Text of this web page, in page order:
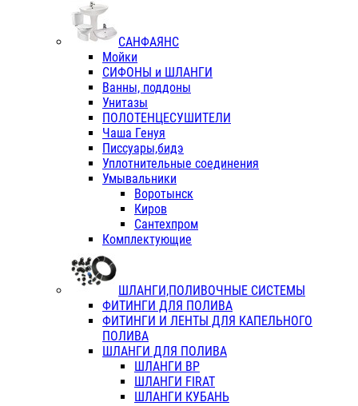
САНФАЯНС
Мойки
СИФОНЫ и ШЛАНГИ
Ванны, поддоны
Унитазы
ПОЛОТЕНЦЕСУШИТЕЛИ
Чаша Генуя
Писсуары,бидэ
Уплотнительные соединения
Умывальники
Воротынск
Киров
Сантехпром
Комплектующие
ШЛАНГИ,ПОЛИВОЧНЫЕ СИСТЕМЫ
ФИТИНГИ ДЛЯ ПОЛИВА
ФИТИНГИ И ЛЕНТЫ ДЛЯ КАПЕЛЬНОГО
ПОЛИВА
ШЛАНГИ ДЛЯ ПОЛИВА
ШЛАНГИ ВР
ШЛАНГИ FIRAT
ШЛАНГИ КУБАНЬ